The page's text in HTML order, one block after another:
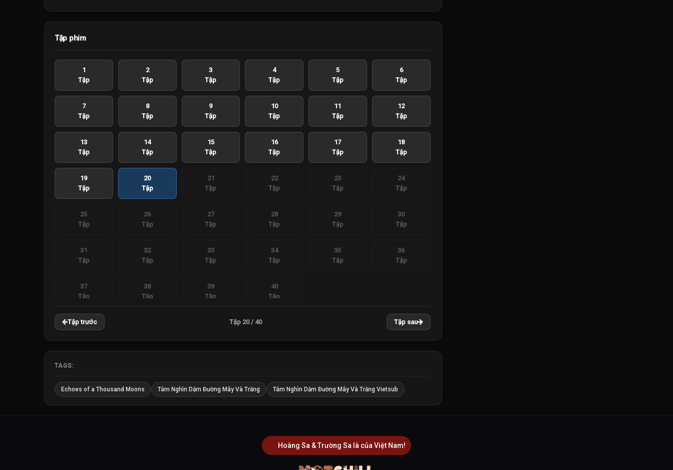
Tập phim
1
Tập
2
Tập
3
Tập
4
Tập
5
Tập
6
Tập
7
Tập
8
Tập
9
Tập
10
Tập
11
Tập
12
Tập
13
Tập
14
Tập
15
Tập
16
Tập
17
Tập
18
Tập
19
Tập
20
Tập
21
Tập
22
Tập
23
Tập
24
Tập
25
Tập
26
Tập
27
Tập
28
Tập
29
Tập
30
Tập
31
Tập
32
Tập
33
Tập
34
Tập
35
Tập
36
Tập
37
Tập
38
Tập
39
Tập
40
Tập
Tập trước Tập 20 / 40 Tập sau
TAGS:
Echoes of a Thousand Moons Tám Nghìn Dặm Đường Mây Và Trăng Tám Nghìn Dặm Đường Mây Và Trăng Vietsub
Hoàng Sa & Trường Sa là của Việt Nam!